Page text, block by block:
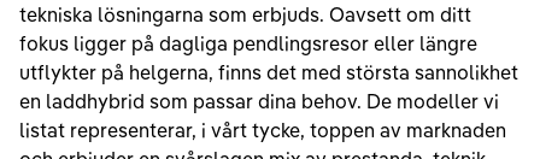
tekniska lösningarna som erbjuds. Oavsett om ditt
fokus ligger på dagliga pendlingsresor eller längre
utflykter på helgerna, finns det med största sannolikhet
en laddhybrid som passar dina behov. De modeller vi
listat representerar, i vårt tycke, toppen av marknaden